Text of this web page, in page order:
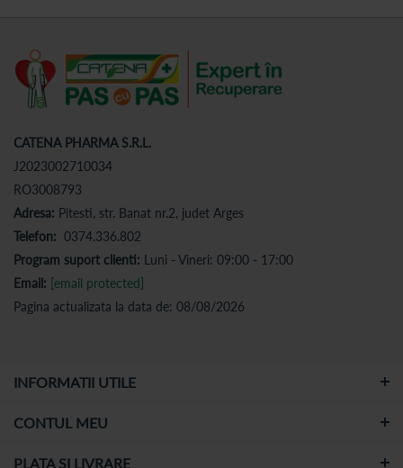
CATENA PHARMA S.R.L.
J2023002710034
RO3008793
Adresa: Pitesti, str. Banat nr.2, judet Arges
Telefon: 0374.336.802
Program suport clienti: Luni - Vineri: 09:00 - 17:00
Email: [email protected]
Pagina actualizata la data de: 08/08/2026
INFORMATII UTILE
CONTUL MEU
PLATA SI LIVRARE